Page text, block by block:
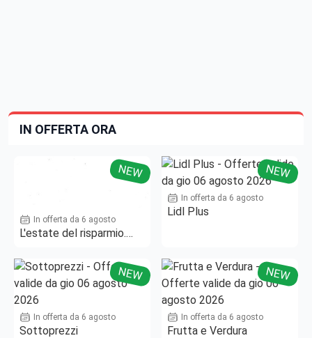
IN OFFERTA ORA
NEW
In offerta da 6 agosto
L'estate del risparmio.
NEW
In offerta da 6 agosto
Lidl Plus
NEW
In offerta da 6 agosto
Sottoprezzi
NEW
In offerta da 6 agosto
Frutta e Verdura